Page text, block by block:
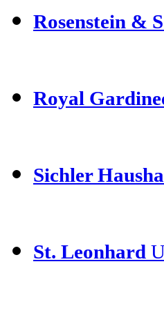
Rosenstein &
Royal
Sichler
St. Leonhard